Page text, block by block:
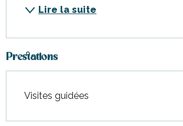
Lire la suite
Prestations
Visites guidées